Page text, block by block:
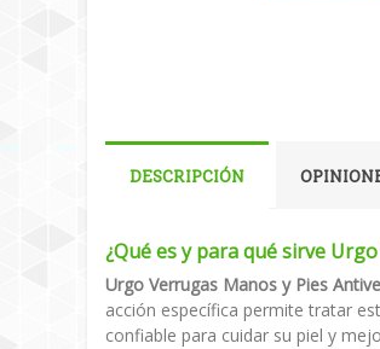
DESCRIPCIÓN
¿Qué es y para qué sirve
Urgo Verrugas Manos y Pies
acción específica permite tratar
confiable para cuidar su piel y